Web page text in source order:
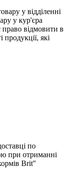
у відділенні
у кур'єра
відмовити в
продукції, які
по
при отриманні
Brit"